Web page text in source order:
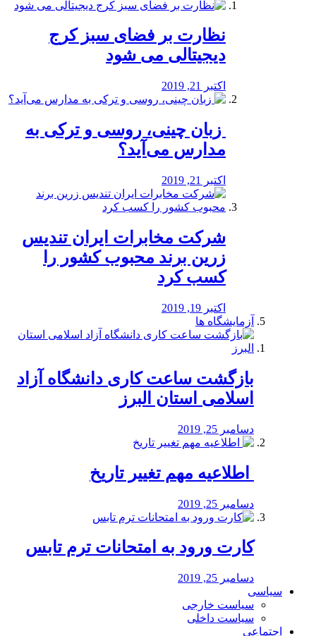
نظارت بر فضای سبز کرج
دیجیتالی می شود
اکتبر 21, 2019
️ زبان چینی، روسی و ترکی به
مدارس می‌آید؟
اکتبر 21, 2019
شرکت مخابرات ایران تندیس
زرین برند محبوب کشور را
کسب کرد
اکتبر 19, 2019
آزمایشگاه ها
بازگشت ساعت کاری دانشگاه آزاد
اسلامی استان البرز
دسامبر 25, 2019
️ اطلاعیه مهم تغییر تاریخ
دسامبر 25, 2019
کارت ورود به امتحانات ترم تابس
دسامبر 25, 2019
سیاسی
سیاست خارجی
سیاست داخلی
اجتماعی